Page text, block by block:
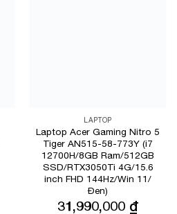
LAPTOP
Laptop Acer Gaming Nitro 5
Tiger AN515-58-773Y (i7
12700H/8GB Ram/512GB
SSD/RTX3050Ti 4G/15.6
inch FHD 144Hz/Win 11/
Đen)
31,990,000 ₫